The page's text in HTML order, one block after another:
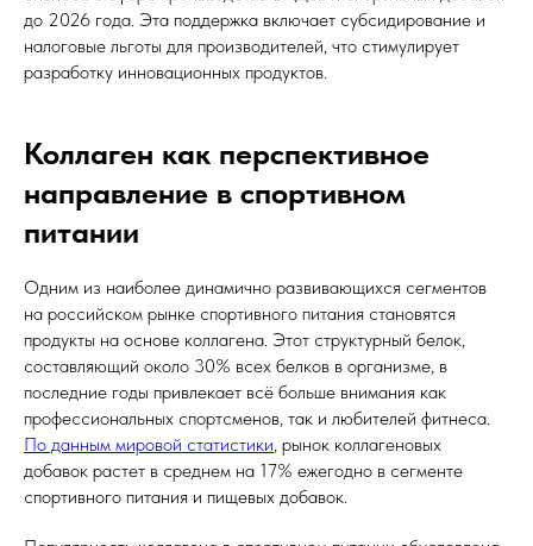
до 2026 года. Эта поддержка включает субсидирование и
налоговые льготы для производителей, что стимулирует
разработку инновационных продуктов.
Коллаген как перспективное
направление в спортивном
питании
Одним из наиболее динамично развивающихся сегментов
на российском рынке спортивного питания становятся
продукты на основе коллагена. Этот структурный белок,
составляющий около 30% всех белков в организме, в
последние годы привлекает всё больше внимания как
профессиональных спортсменов, так и любителей фитнеса.
По данным мировой статистики, рынок коллагеновых
добавок растет в среднем на 17% ежегодно в сегменте
спортивного питания и пищевых добавок.